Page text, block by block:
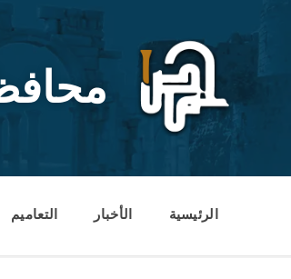
content
الرئيسية الأخبار التعاميم